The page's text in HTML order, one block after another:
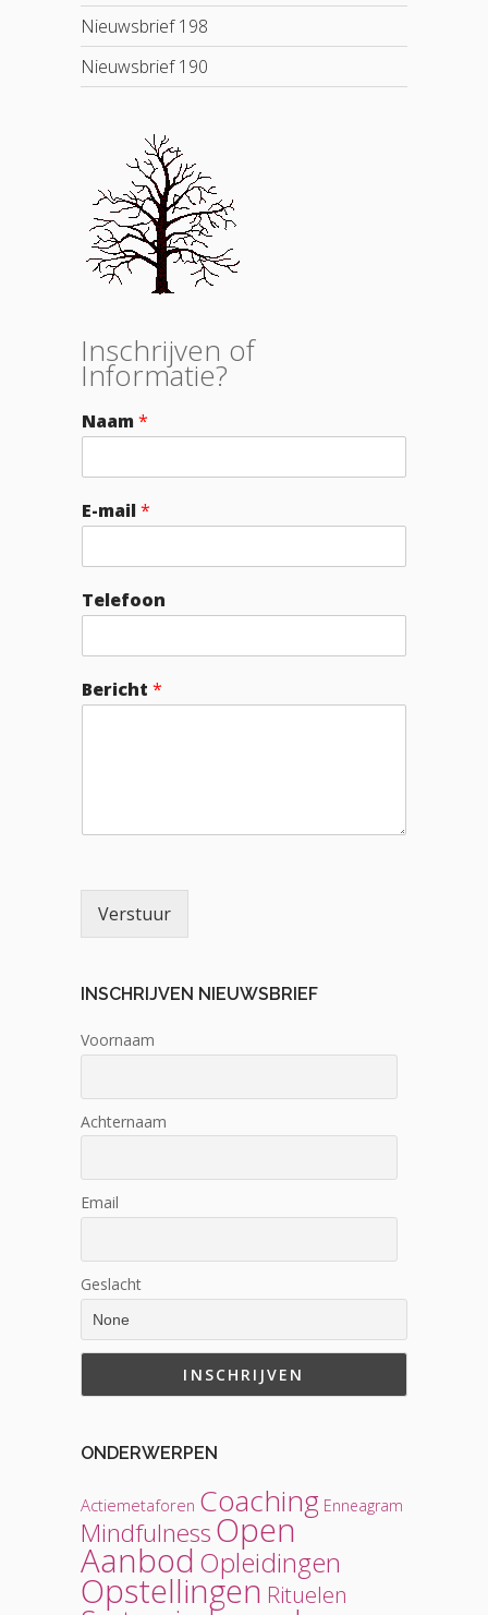
Nieuwsbrief 198
Nieuwsbrief 190
Inschrijven of
Informatie?
Naam*
E-mail*
Telefoon
Bericht *
Verstuur
INSCHRIJVEN NIEUWSBRIEF
Voornaam
Achternaam
Email
Geslacht
ONDERWERPEN
Actiemetaforen Coaching Enneagram
MindfulnessOpen
Aanbod Opleidingen
Opstellingen Rituelen